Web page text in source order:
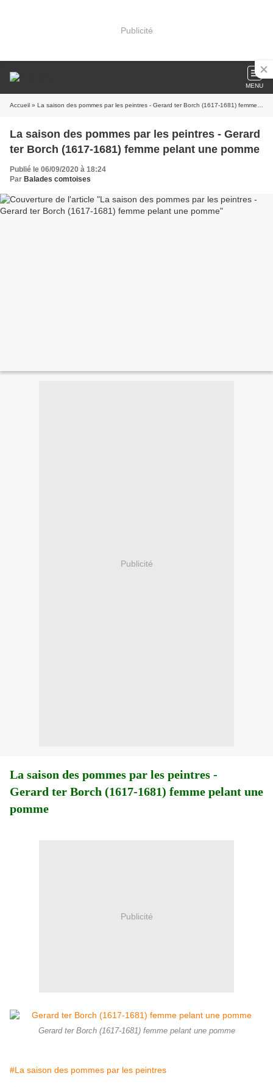
Publicité
MENU
Accueil » La saison des pommes par les peintres - Gerard ter Borch (1617-1681) femme pelant une pomme
La saison des pommes par les peintres - Gerard
ter Borch (1617-1681) femme pelant une pomme
Publié le 06/09/2020 à 18:24
Par Balades comtoises
Publicité
La saison des pommes par les peintres -
Gerard ter Borch (1617-1681) femme pelant une
pomme
Publicité
Gerard ter Borch (1617-1681) femme pelant une pomme
#La saison des pommes par les peintres